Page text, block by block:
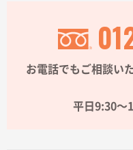
サイトメニュー
初めての方へ
お電話でもご相談い
平日9:30〜